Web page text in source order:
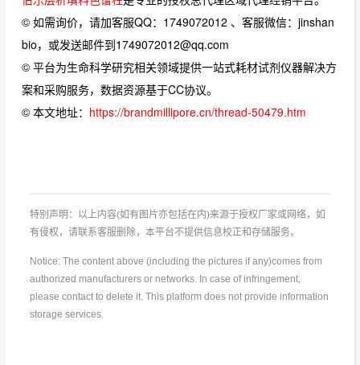
© 如需询价，请加客服QQ：1749072012 、客服微信：jinshan
bio，或发送邮件到1749072012@qq.com
© 平台为生命科学研究相关领域提供一站式耗材试剂仪器解决方
案和采购服务，数据资源基于CC协议。
© 本文地址： https://brandmillipore.cn/thread-50479.htm
特别声明：以上内容(如有图片亦包括在内)来源于授权厂家或网络，如
有侵权，请联系客服删除，本平台不提供信息校正和存储服务。
Notice: The content above (including the pictures if any)comes from
authorized manufacturers or networks. In case of infringement,
please contact to delete it. This platform does not provide information
storage services.